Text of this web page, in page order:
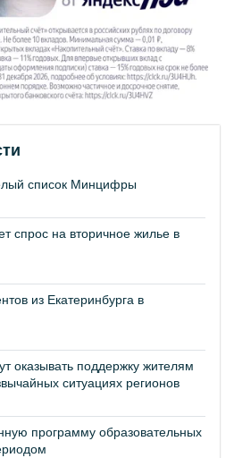
список Минцифры
спрос на вторичное жилье в
из Екатеринбурга в
оказывать поддержку жителям
ситуациях регионов
программу образовательных